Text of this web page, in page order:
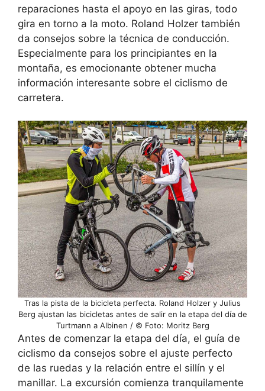
reparaciones hasta el apoyo en las giras, todo
gira en torno a la moto. Roland Holzer también
da consejos sobre la técnica de conducción.
Especialmente para los principiantes en la
montaña, es emocionante obtener mucha
información interesante sobre el ciclismo de
carretera.
Tras la pista de la bicicleta perfecta. Roland Holzer y Julius
Berg ajustan las bicicletas antes de salir en la etapa del día de
Turtmann a Albinen / © Foto: Moritz Berg
Antes de comenzar la etapa del día, el guía de
ciclismo da consejos sobre el ajuste perfecto
de las ruedas y la relación entre el sillín y el
manillar. La excursión comienza tranquilamente